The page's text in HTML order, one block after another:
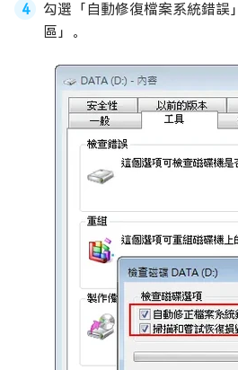
勾選「自動修復檔案系統錯誤
區」。